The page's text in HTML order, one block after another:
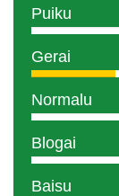
Puiku
Gerai
Normalu
Blogai
Baisu